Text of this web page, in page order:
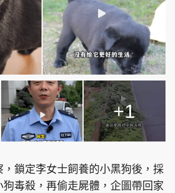
網 版權所有 . 不得轉載
All rights reserved.
+1
，鎖定李女士飼養的小黑狗後，採
毒殺，再偷走屍體，企圖帶回家